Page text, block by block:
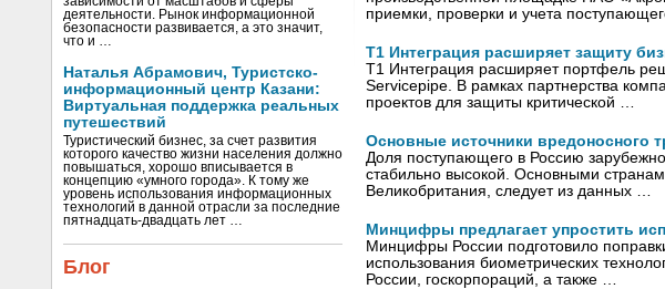
деятельности. Рынок информационной
безопасности развивается, а это значит,
что и …
Наталья Абрамович, Туристско-
информационный центр Казани:
Виртуальная поддержка реальных
путешествий
Туристический бизнес, за счет развития
которого качество жизни населения должно
повышаться, хорошо вписывается в
концепцию «умного города». К тому же
уровень использования информационных
технологий в данной отрасли за последние
пятнадцать-двадцать лет …
Блог
приемки, проверки и учета
Т1 Интеграция расширяет защиту
Т1 Интеграция расширяет портфель
Servicepipe. В рамках партнерства
проектов для защиты критической …
Основные источники вредоносного
Доля поступающего в Россию
стабильно высокой. Основными
Великобритания, следует из данных …
Минцифры предлагает упростить
Минцифры России подготовило
использования биометрических
России, госкорпораций, а также …